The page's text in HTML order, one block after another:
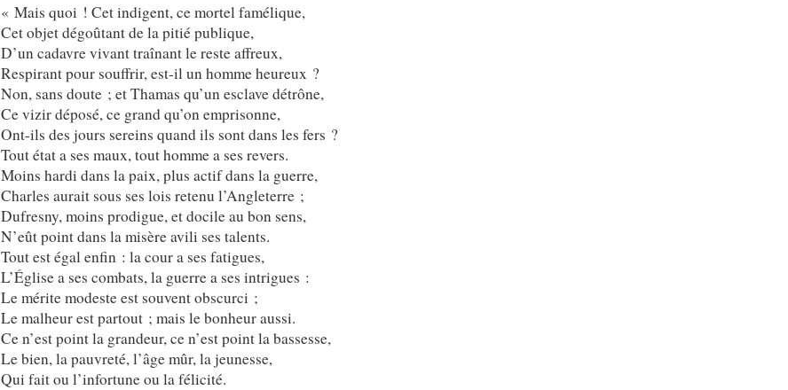
« Mais quoi ! Cet indigent, ce mortel famélique,
Cet objet dégoûtant de la pitié publique,
D’un cadavre vivant traînant le reste affreux,
Respirant pour souffrir, est-il un homme heureux ?
Non, sans doute ; et Thamas qu’un esclave détrône,
Ce vizir déposé, ce grand qu’on emprisonne,
Ont-ils des jours sereins quand ils sont dans les fers ?
Tout état a ses maux, tout homme a ses revers.
Moins hardi dans la paix, plus actif dans la guerre,
Charles aurait sous ses lois retenu l’Angleterre ;
Dufresny, moins prodigue, et docile au bon sens,
N’eût point dans la misère avili ses talents.
Tout est égal enfin : la cour a ses fatigues,
L’Église a ses combats, la guerre a ses intrigues :
Le mérite modeste est souvent obscurci ;
Le malheur est partout ; mais le bonheur aussi.
Ce n’est point la grandeur, ce n’est point la bassesse,
Le bien, la pauvreté, l’âge mûr, la jeunesse,
Qui fait ou l’infortune ou la félicité.